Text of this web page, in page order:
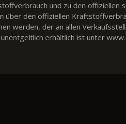
und zu den offiziellen
über den offiziellen
werden, der an allen
unentgeltlich erhältlich ist unter